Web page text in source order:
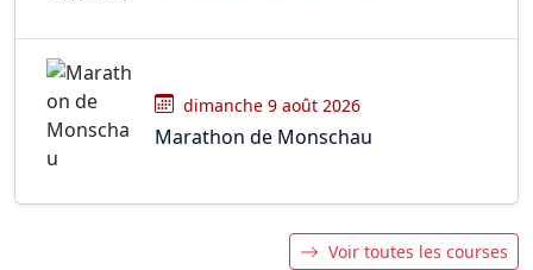
dimanche 9 août 2026
Marathon de Monschau
Voir toutes les courses